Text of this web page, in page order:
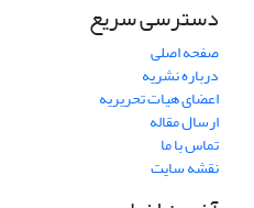
دسترسی سریع
صفحه اصلی
درباره نشریه
اعضای هیات تحریریه
ارسال مقاله
تماس با ما
نقشه سایت